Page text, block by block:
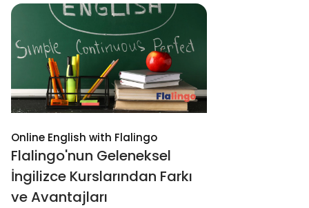
Online English with Flalingo
Flalingo'nun Geleneksel
İngilizce Kurslarından Farkı
ve Avantajları